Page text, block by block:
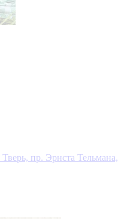
Тверь, пр. Эрнста Тельмана,